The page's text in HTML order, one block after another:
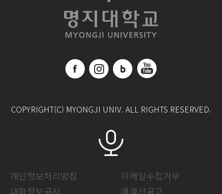
COPYRIGHT(C) MYONGJI UNIV. ALL RIGHTS RESERVED.
개인정보처리방침
이메일수집거부
대학정보공시
예결산공고